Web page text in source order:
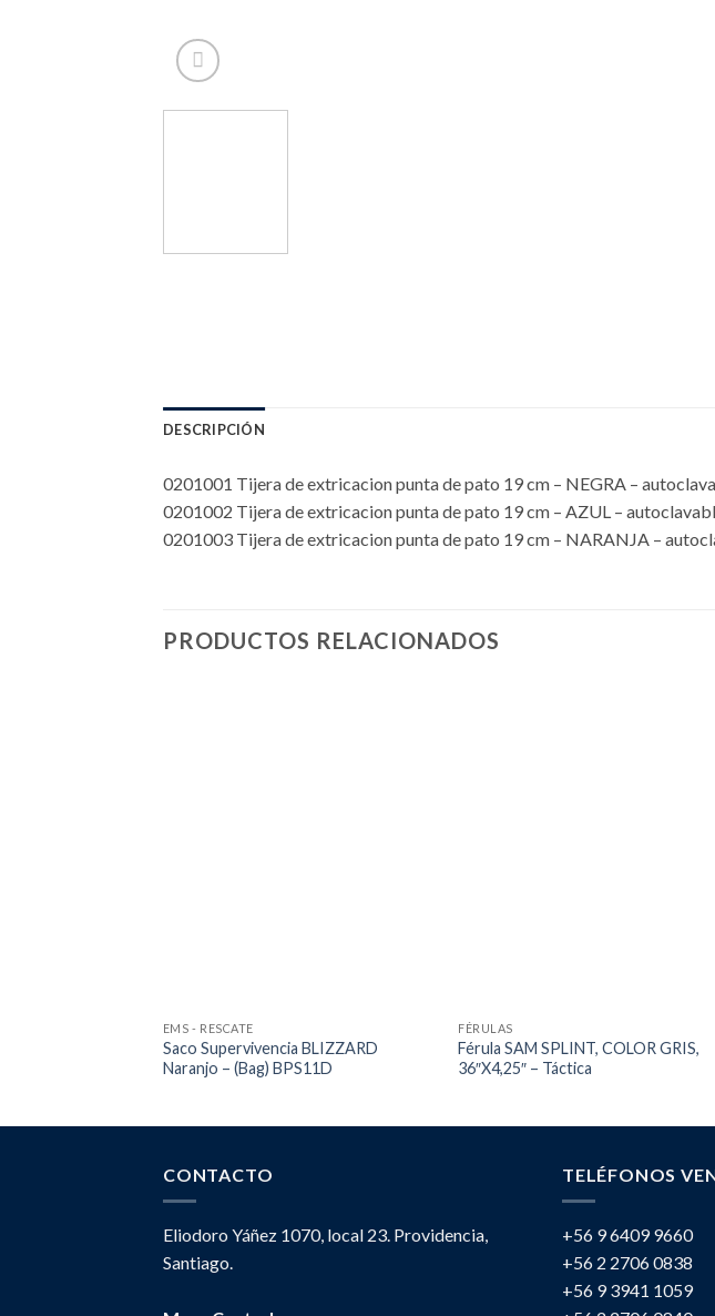
DESCRIPCIÓN
0201001 Tijera de extricacion punta de pato 19 cm – NEGRA –
0201002 Tijera de extricacion punta de pato 19 cm – AZUL –
0201003 Tijera de extricacion punta de pato 19 cm – NARANJA –
PRODUCTOS RELACIONADOS
EMS - RESCATE
Saco Supervivencia BLIZZARD
Naranjo – (Bag) BPS11D
FÉRULAS
Férula SAM SPLINT, COLOR GRIS,
36″X4,25″ – Táctica
CONTACTO
Eliodoro Yáñez 1070, local 23. Providencia,
Santiago.
TELÉFONOS
+56 9 6409 9660
+56 2 2706 0838
+56 9 3941 1059